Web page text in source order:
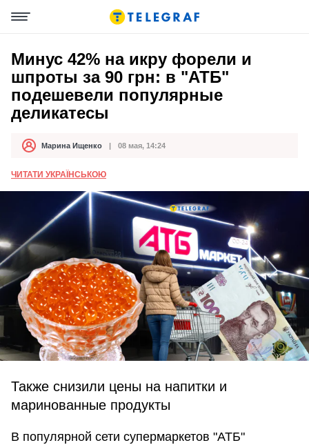
Минус 42% на икру форели и
шпроты за 90 грн: в "АТБ"
подешевели популярные
деликатесы
АвторМарина Ищенко
Дата публикации 08 мая, 14:24
ЧИТАТИ УКРАЇНСЬКОЮ
Также снизили цены на напитки и
маринованные продукты
В популярной сети супермаркетов "АТБ"